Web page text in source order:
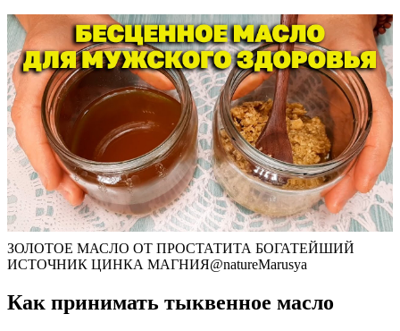
ЗОЛОТОЕ МАСЛО ОТ ПРОСТАТИТА БОГАТЕЙШИЙ
ИСТОЧНИК ЦИНКА МАГНИЯ@natureMarusya
Как принимать тыквенное масло